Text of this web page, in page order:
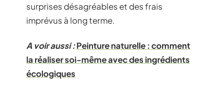
surprises désagréables et des frais
imprévus à long terme.
A voir aussi :Peinture naturelle : comment
la réaliser soi-même avec des ingrédients
écologiques